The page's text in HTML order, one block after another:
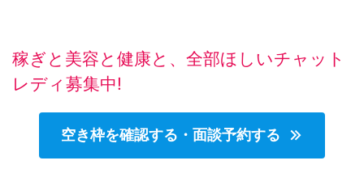
稼ぎと美容と健康と、全部ほしいチャット
レディ募集中!
空き枠を確認する・面談予約する